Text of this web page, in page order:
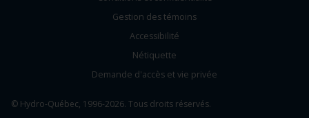
Gestion des témoins
Accessibilité
Nétiquette
Demande d'accès et vie privée
© Hydro-Québec, 1996-2026. Tous droits réservés.